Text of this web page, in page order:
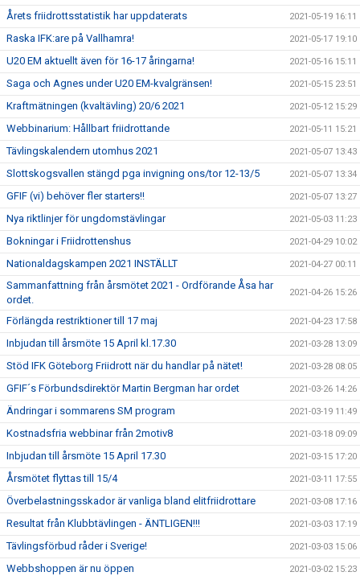
Årets friidrottsstatistik har uppdaterats 2021-05-19 16:11
Raska IFK:are på Vallhamra! 2021-05-17 19:10
U20 EM aktuellt även för 16-17 åringarna! 2021-05-16 15:11
Saga och Agnes under U20 EM-kvalgränsen! 2021-05-15 23:51
Kraftmätningen (kvaltävling) 20/6 2021 2021-05-12 15:29
Webbinarium: Hållbart friidrottande 2021-05-11 15:21
Tävlingskalendern utomhus 2021 2021-05-07 13:43
Slottskogsvallen stängd pga invigning ons/tor 12-13/5 2021-05-07 13:34
GFIF (vi) behöver fler starters!! 2021-05-07 13:27
Nya riktlinjer för ungdomstävlingar 2021-05-03 11:23
Bokningar i Friidrottenshus 2021-04-29 10:02
Nationaldagskampen 2021 INSTÄLLT 2021-04-27 00:11
Sammanfattning från årsmötet 2021 - Ordförande Åsa har
ordet.
2021-04-26 15:26
Förlängda restriktioner till 17 maj 2021-04-23 17:58
Inbjudan till årsmöte 15 April kl.17.30 2021-03-28 13:09
Stöd IFK Göteborg Friidrott när du handlar på nätet! 2021-03-28 08:05
GFIF´s Förbundsdirektör Martin Bergman har ordet 2021-03-26 14:26
Ändringar i sommarens SM program 2021-03-19 11:49
Kostnadsfria webbinar från 2motiv8 2021-03-18 09:09
Inbjudan till årsmöte 15 April 17.30 2021-03-15 17:20
Årsmötet flyttas till 15/4 2021-03-11 17:55
Överbelastningsskador är vanliga bland elitfriidrottare 2021-03-08 17:16
Resultat från Klubbtävlingen - ÄNTLIGEN!!! 2021-03-03 17:19
Tävlingsförbud råder i Sverige! 2021-03-03 15:06
Webbshoppen är nu öppen 2021-03-02 15:23